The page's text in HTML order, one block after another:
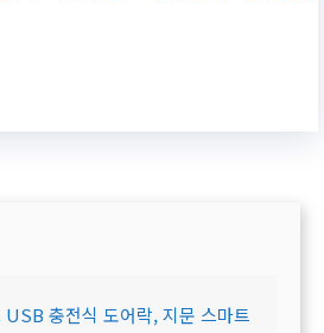
충전식 도어락, 지문 스마트